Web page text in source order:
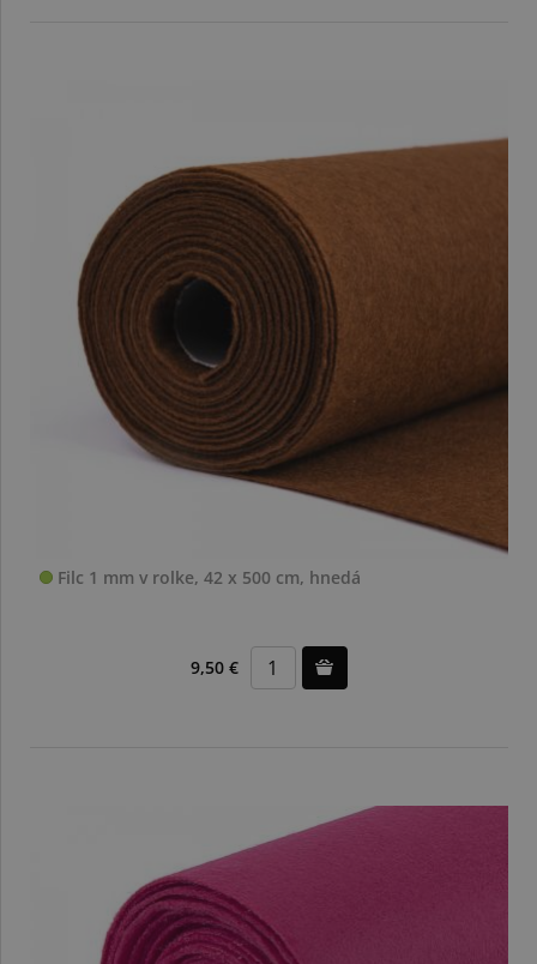
Filc 1 mm v rolke, 42 x 500 cm, hnedá
9,50 €